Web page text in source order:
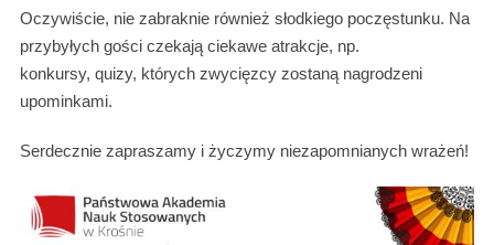
Oczywiście, nie zabraknie również słodkiego poczęstunku. Na
przybyłych gości czekają ciekawe atrakcje, np.
konkursy, quizy, których zwycięzcy zostaną nagrodzeni
upominkami.
Serdecznie zapraszamy i życzymy niezapomnianych wrażeń!